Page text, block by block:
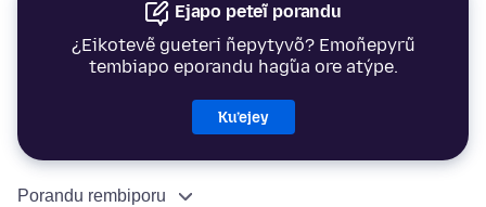
Ejapo peteĩ porandu
¿Eikotevẽ gueteri ñepytyvõ? Emoñepyrũ
tembiapo eporandu hag̃ua ore atýpe.
Ku’ejey
Porandu rembiporu